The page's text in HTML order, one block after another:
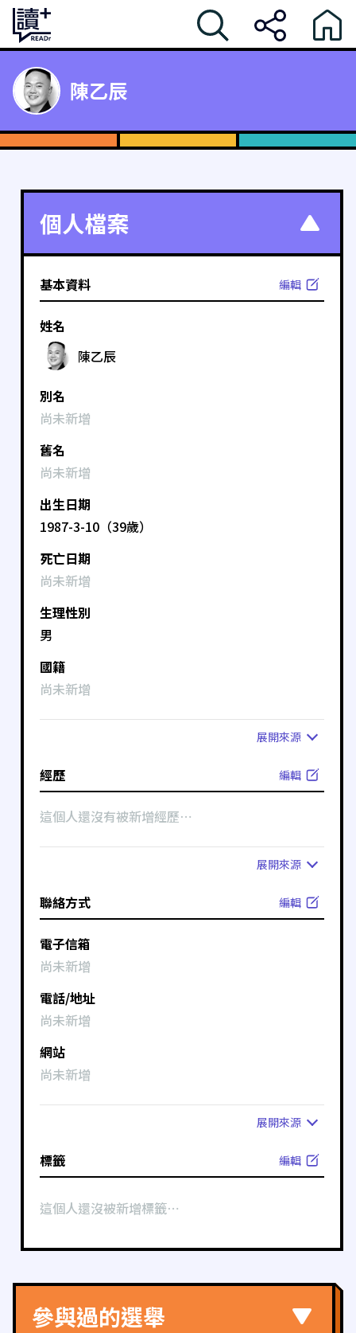
陳乙辰
個人檔案
基本資料 編輯
姓名
陳乙辰
別名
尚未新增
舊名
尚未新增
出生日期
1987-3-10（39歲）
死亡日期
尚未新增
生理性別
男
國籍
尚未新增
展開來源
經歷 編輯
這個人還沒有被新增經歷⋯
展開來源
聯絡方式 編輯
電子信箱
尚未新增
電話/地址
尚未新增
網站
尚未新增
展開來源
標籤 編輯
這個人還沒被新增標籤⋯
參與過的選舉